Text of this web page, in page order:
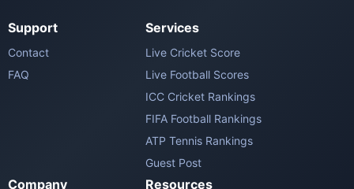
Support
Contact
FAQ
Services
Live Cricket Score
Live Football Scores
ICC Cricket Rankings
FIFA Football Rankings
ATP Tennis Rankings
Guest Post
Company Resources